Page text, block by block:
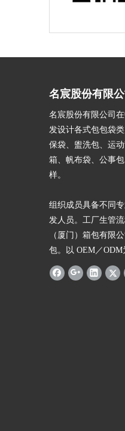
名宸股份有限公
名宸股份有限公司
发设计各式包包袋
保袋、盥洗包、运
箱、帆布袋、公事
样。
组织成员具备不同
发人员。工厂生管
（厦门）箱包有限
包。以 OEM／